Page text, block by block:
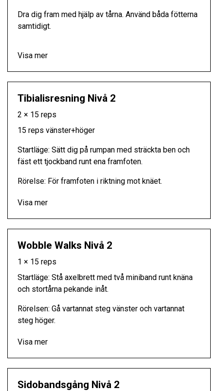
Dra dig fram med hjälp av tårna. Använd båda fötterna
samtidigt.
Visa mer
Tibialisresning Nivå 2
2 × 15 reps
15 reps vänster+höger
Startläge: Sätt dig på rumpan med sträckta ben och
fäst ett tjockband runt ena framfoten.
Rörelse: För framfoten i riktning mot knäet.
Visa mer
Wobble Walks Nivå 2
1 × 15 reps
Startläge: Stå axelbrett med två miniband runt knäna
och stortårna pekande inåt.
Rörelsen: Gå vartannat steg vänster och vartannat
steg höger.
Visa mer
Sidobandsgång Nivå 2